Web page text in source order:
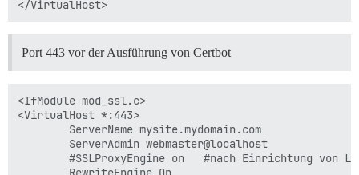
Port 443 vor der Ausführung von Certbot
<IfModule mod_ssl.c>
<VirtualHost *:443>
        ServerName mysite.mydomain.com
        ServerAdmin webmaster@localhost
#SSLProxyEngine on   #nach Einrichtung von